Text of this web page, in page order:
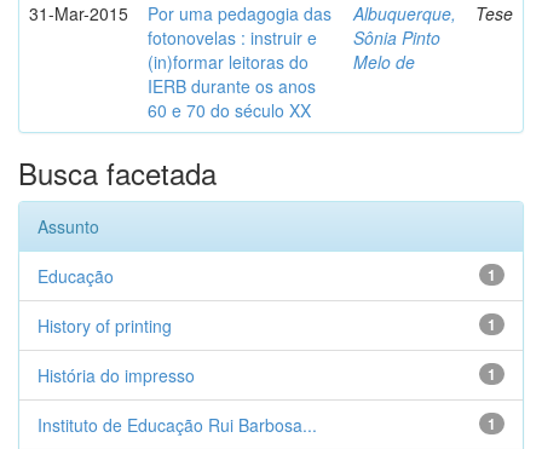
31-Mar-2015
Por uma pedagogia das
fotonovelas : instruir e
(in)formar leitoras do
IERB durante os anos
60 e 70 do século XX
Albuquerque,
Sônia Pinto
Melo de
Tese
Busca facetada
Assunto
1
Educação
1
History of printing
1
História do impresso
1
Instituto de Educação Rui Barbosa...